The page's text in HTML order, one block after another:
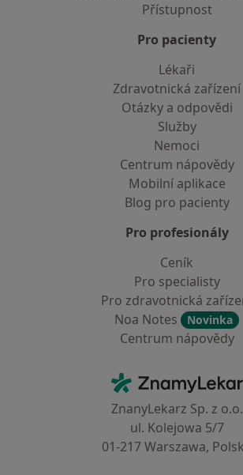
Přístupnost
Pro pacienty
Lékaři
Zdravotnická zařízení
Otázky a odpovědi
Služby
Nemoci
Centrum nápovědy
Mobilní aplikace
Blog pro pacienty
Pro profesionály
Ceník
Pro specialisty
Pro zdravotnická
Noa Notes
Novinka
Centrum nápovědy
ZnamyLekar -
ZnanyLekarz Sp. z o.o.
ul. Kolejowa 5/7
01-217 Warszawa,